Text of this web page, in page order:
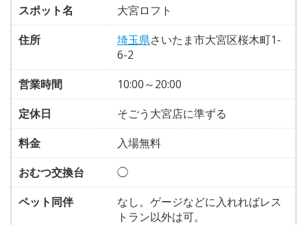
スポット名
大宮ロフト
住所
埼玉県さいたま市大宮区桜木町1-
6-2
営業時間
10:00～20:00
定休日
そごう大宮店に準ずる
料金
入場無料
おむつ交換台
◯
ペット同伴
なし。ゲージなどに入れればレス
トラン以外は可。